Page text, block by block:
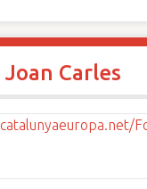
Carles